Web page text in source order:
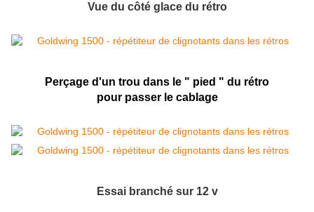
Vue du côté glace du rétro
Perçage d'un trou dans le " pied " du rétro
pour passer le cablage
Essai branché sur 12 v